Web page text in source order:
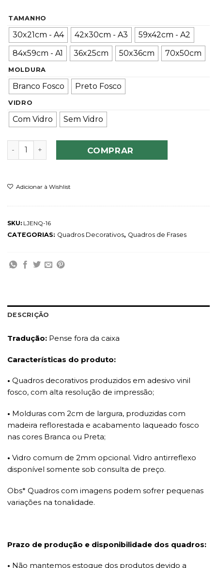
TAMANHO
30x21cm - A4 42x30cm - A3
59x42cm - A2
84x59cm - A1
36x25cm 50x36cm 70x50cm
MOLDURA
Branco Fosco Preto Fosco
VIDRO
Com Vidro Sem Vidro
Quadro Think Outside The Box quantidade
COMPRAR
Adicionar à Wishlist
SKU: LJENQ-16
CATEGORIAS: Quadros Decorativos, Quadros de Frases
DESCRIÇÃO
Tradução: Pense fora da caixa
Características do produto:
• Quadros decorativos produzidos em adesivo vinil
fosco, com alta resolução de impressão;
• Molduras com 2cm de largura, produzidas com
madeira reflorestada e acabamento laqueado fosco
nas cores Branca ou Preta;
• Vidro comum de 2mm opcional. Vidro antirreflexo
disponível somente sob consulta de preço.
Obs* Quadros com imagens podem sofrer pequenas
variações na tonalidade.
Prazo de produção e disponibilidade dos quadros:
• Não mantemos estoque dos produtos devido a